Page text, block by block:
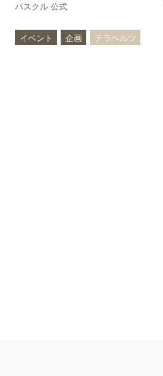
パスクル 公式
イベント 企画
テラヘルツ